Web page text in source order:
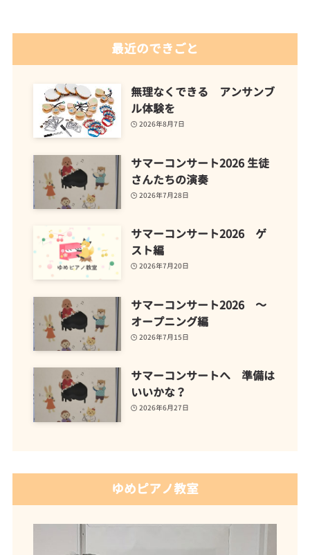
最近のできごと
無理なくできる アンサンブ
ル体験を
2026年8月7日
サマーコンサート2026 生徒
さんたちの演奏
2026年7月28日
サマーコンサート2026 ゲ
スト編
2026年7月20日
サマーコンサート2026 ～
オープニング編
2026年7月15日
サマーコンサートへ 準備は
いいかな？
2026年6月27日
ゆめピアノ教室